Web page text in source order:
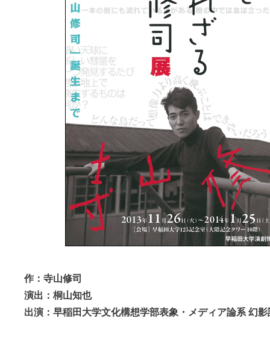
作：寺山修司
演出：桐山知也
出演：早稲田大学文化構想学部表象・メディア論系 幻影